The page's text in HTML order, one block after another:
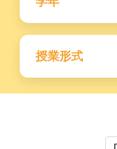
授業形式